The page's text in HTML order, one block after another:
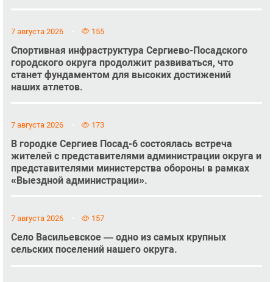
7 августа 2026 155
Спортивная инфраструктура Сергиево-Посадского
городского округа продолжит развиваться, что
станет фундаментом для высоких достижений
наших атлетов.
7 августа 2026 173
В городке Сергиев Посад-6 состоялась встреча
жителей с представителями администрации округа и
представителями министерства обороны в рамках
«Выездной администрации».
7 августа 2026 157
Село Васильевское — одно из самых крупных
сельских поселений нашего округа.